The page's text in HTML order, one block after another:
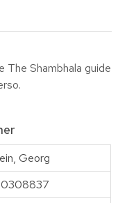
The Shambhala guide
Georg